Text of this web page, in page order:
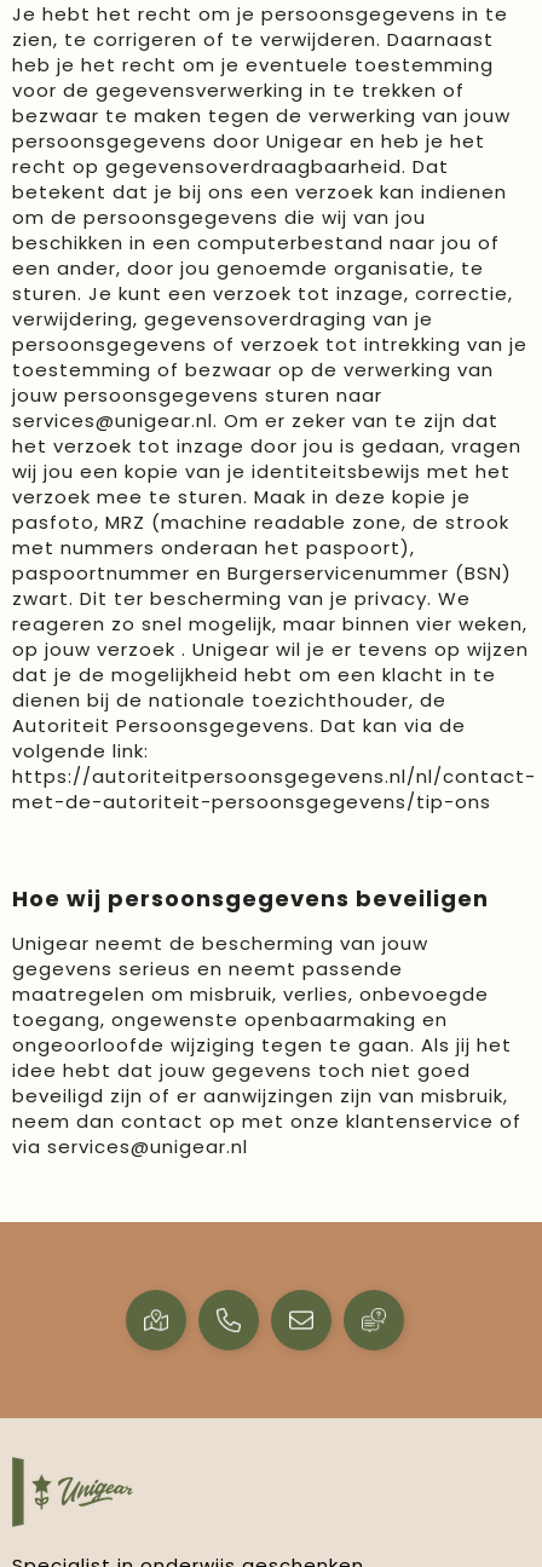
Je hebt het recht om je persoonsgegevens in te
zien, te corrigeren of te verwijderen. Daarnaast
heb je het recht om je eventuele toestemming
voor de gegevensverwerking in te trekken of
bezwaar te maken tegen de verwerking van jouw
persoonsgegevens door Unigear en heb je het
recht op gegevensoverdraagbaarheid. Dat
betekent dat je bij ons een verzoek kan indienen
om de persoonsgegevens die wij van jou
beschikken in een computerbestand naar jou of
een ander, door jou genoemde organisatie, te
sturen. Je kunt een verzoek tot inzage, correctie,
verwijdering, gegevensoverdraging van je
persoonsgegevens of verzoek tot intrekking van je
toestemming of bezwaar op de verwerking van
jouw persoonsgegevens sturen naar
services@unigear.nl. Om er zeker van te zijn dat
het verzoek tot inzage door jou is gedaan, vragen
wij jou een kopie van je identiteitsbewijs met het
verzoek mee te sturen. Maak in deze kopie je
pasfoto, MRZ (machine readable zone, de strook
met nummers onderaan het paspoort),
paspoortnummer en Burgerservicenummer (BSN)
zwart. Dit ter bescherming van je privacy. We
reageren zo snel mogelijk, maar binnen vier weken,
op jouw verzoek . Unigear wil je er tevens op wijzen
dat je de mogelijkheid hebt om een klacht in te
dienen bij de nationale toezichthouder, de
Autoriteit Persoonsgegevens. Dat kan via de
volgende link:
https://autoriteitpersoonsgegevens.nl/nl/contact-
met-de-autoriteit-persoonsgegevens/tip-ons
Hoe wij persoonsgegevens beveiligen
Unigear neemt de bescherming van jouw
gegevens serieus en neemt passende
maatregelen om misbruik, verlies, onbevoegde
toegang, ongewenste openbaarmaking en
ongeoorloofde wijziging tegen te gaan. Als jij het
idee hebt dat jouw gegevens toch niet goed
beveiligd zijn of er aanwijzingen zijn van misbruik,
neem dan contact op met onze klantenservice of
via services@unigear.nl